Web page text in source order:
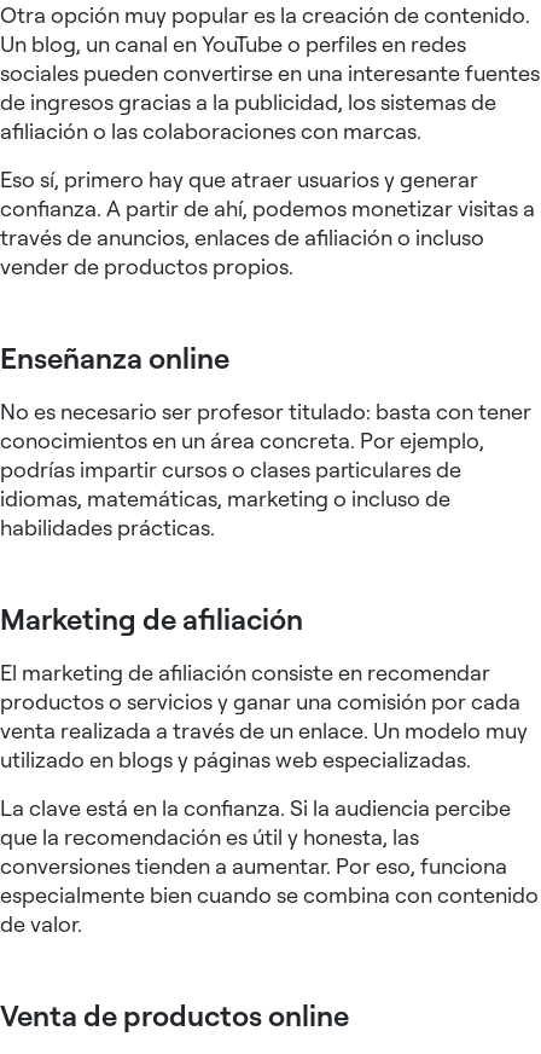
Otra opción muy popular es la creación de contenido.
Un blog, un canal en YouTube o perfiles en redes
sociales pueden convertirse en una interesante fuentes
de ingresos gracias a la publicidad, los sistemas de
afiliación o las colaboraciones con marcas.
Eso sí, primero hay que atraer usuarios y generar
confianza. A partir de ahí, podemos monetizar visitas a
través de anuncios, enlaces de afiliación o incluso
vender de productos propios.
Enseñanza online
No es necesario ser profesor titulado: basta con tener
conocimientos en un área concreta. Por ejemplo,
podrías impartir cursos o clases particulares de
idiomas, matemáticas, marketing o incluso de
habilidades prácticas.
Marketing de afiliación
El marketing de afiliación consiste en recomendar
productos o servicios y ganar una comisión por cada
venta realizada a través de un enlace. Un modelo muy
utilizado en blogs y páginas web especializadas.
La clave está en la confianza. Si la audiencia percibe
que la recomendación es útil y honesta, las
conversiones tienden a aumentar. Por eso, funciona
especialmente bien cuando se combina con contenido
de valor.
Venta de productos online